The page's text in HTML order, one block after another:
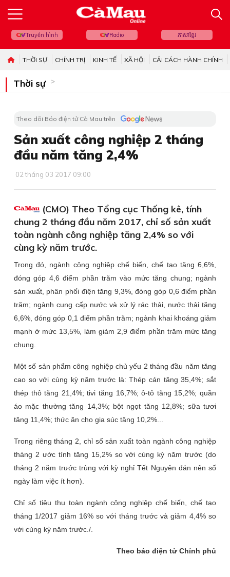
Truyền hình Radio ភាសាខ្មែរ
THỜI SỰ CHÍNH TRỊ KINH TẾ XÃ HỘI CẢI CÁCH HÀNH CHÍNH
Thời sự
Theo dõi Báo điện tử Cà Mau trên
Sản xuất công nghiệp 2 tháng
đầu năm tăng 2,4%
02 tháng 03 2017 09:00
(CMO) Theo Tổng cục Thống kê, tính
chung 2 tháng đầu năm 2017, chỉ số sản xuất
toàn ngành công nghiệp tăng 2,4% so với
cùng kỳ năm trước.
Trong đó, ngành công nghiệp chế biến, chế tạo tăng 6,6%,
đóng góp 4,6 điểm phần trăm vào mức tăng chung; ngành
sản xuất, phân phối điện tăng 9,3%, đóng góp 0,6 điểm phần
trăm; ngành cung cấp nước và xử lý rác thải, nước thải tăng
6,6%, đóng góp 0,1 điểm phần trăm; ngành khai khoáng giảm
mạnh ở mức 13,5%, làm giảm 2,9 điểm phần trăm mức tăng
chung.
Một số sản phẩm công nghiệp chủ yếu 2 tháng đầu năm tăng
cao so với cùng kỳ năm trước là: Thép cán tăng 35,4%; sắt
thép thô tăng 21,4%; tivi tăng 16,7%; ô-tô tăng 15,2%; quần
áo mặc thường tăng 14,3%; bột ngọt tăng 12,8%; sữa tươi
tăng 11,4%; thức ăn cho gia súc tăng 10,2%...
Trong riêng tháng 2, chỉ số sản xuất toàn ngành công nghiệp
tháng 2 ước tính tăng 15,2% so với cùng kỳ năm trước (do
tháng 2 năm trước trùng với kỳ nghỉ Tết Nguyên đán nên số
ngày làm việc ít hơn).
Chỉ số tiêu thụ toàn ngành công nghiệp chế biến, chế tạo
tháng 1/2017 giảm 16% so với tháng trước và giảm 4,4% so
với cùng kỳ năm trước./.
Theo báo điện tử Chính phủ